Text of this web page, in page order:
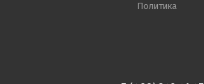
Политика